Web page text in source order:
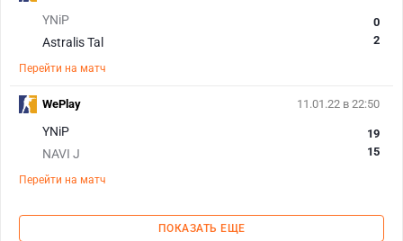
YNiP
Astralis Tal
0
2
Перейти на матч
11.01.22 в 22:50
YNiP
NAVI J
19
15
Перейти на матч
WePlay
ПОКАЗАТЬ ЕЩЕ